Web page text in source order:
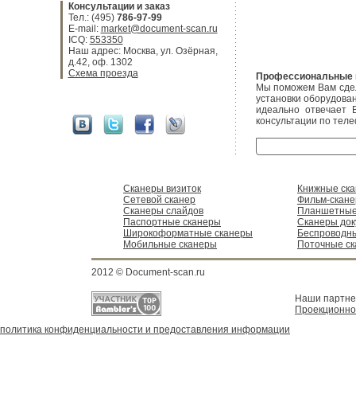
Консультации и заказ
Тел.: (495) 786-97-99
E-mail: market@document-scan.ru
ICQ: 553350
Наш адрес: Москва, ул. Озёрная,
д.42, оф. 1302
Схема проезда
Профессиональные
Мы поможем Вам
установки
идеально
консультации по
Сканеры визиток
Сетевой сканер
Сканеры слайдов
Паспортные сканеры
Широкоформатные сканеры
Мобильные сканеры
Книжные
Фильм-
Сканеры
Поточные
2012 © Document-scan.ru
Наши
политика конфиденциальности и предоставления информации